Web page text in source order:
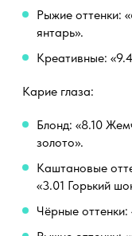
Рыжие оттенки:
янтарь».
Креативные:
Карие глаза:
Блонд: «8.10
золото».
Каштановые
«3.01 Горький
Чёрные оттенки: